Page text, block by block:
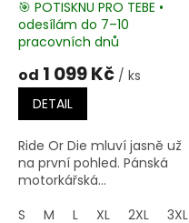
🎯 POTISKNU PRO TEBE •
odesílám do 7–10
pracovních dnů
od 1 099 Kč / ks
DETAIL
Ride Or Die mluví jasně už
na první pohled. Pánská
motorkářská...
S
M L XL 2XL 3XL